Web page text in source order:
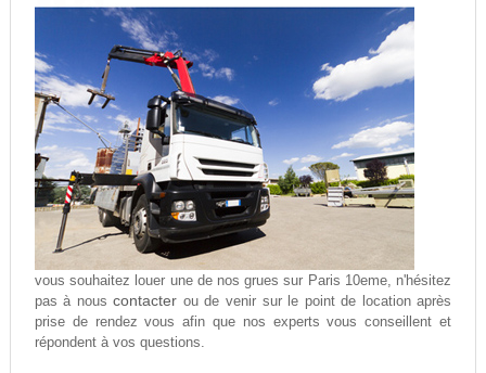
vous souhaitez louer une de nos grues sur Paris 10eme, n'hésitez
pas à nouscontacter ou de venir sur le point de location après
prise de rendez vous afin que nos experts vous conseillent et
répondent à vos questions.